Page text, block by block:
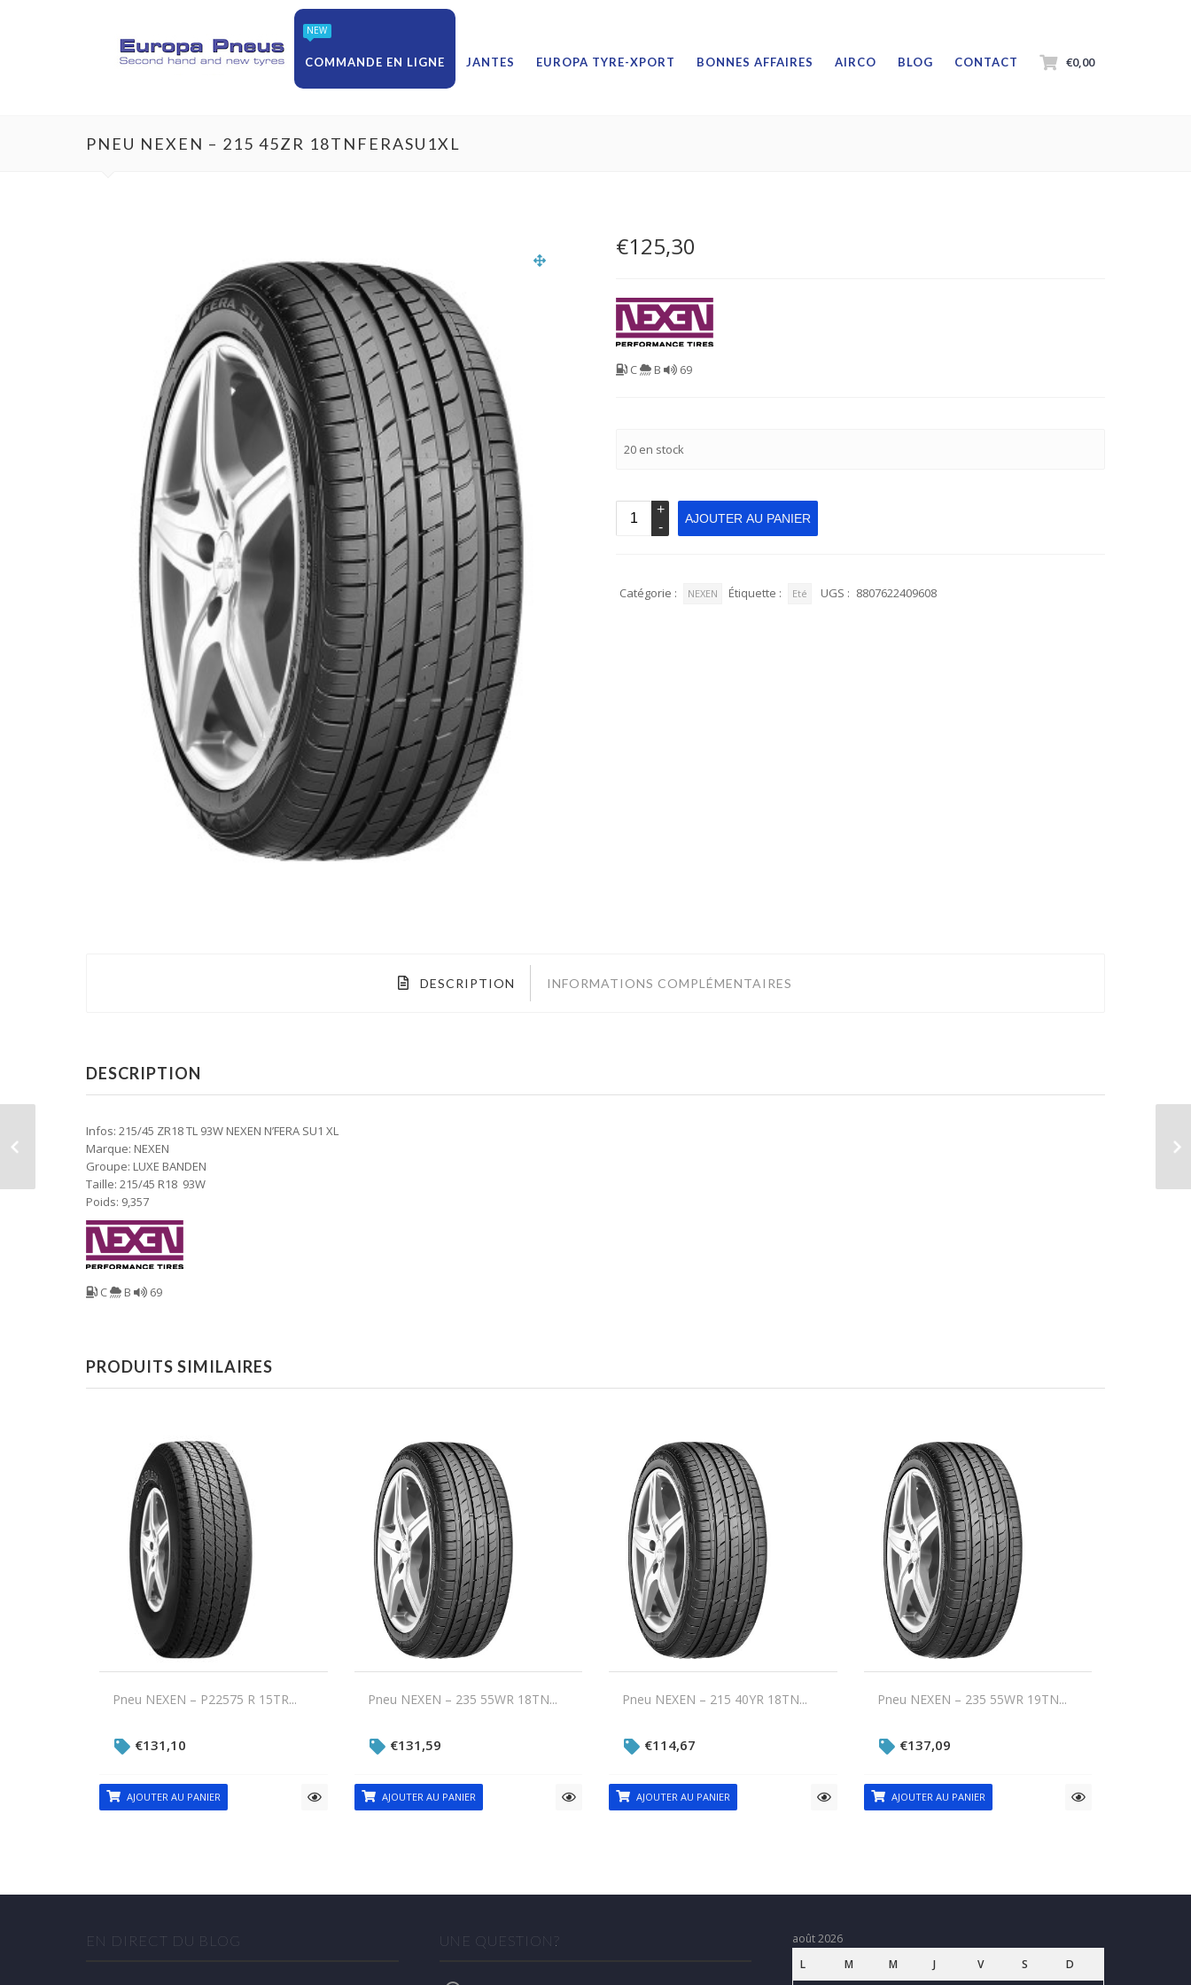
€0,00
NEW
COMMANDE EN LIGNE JANTES EUROPA TYRE-XPORT BONNES AFFAIRES AIRCO BLOG CONTACT
PNEU NEXEN – 215 45ZR 18TNFERASU1XL
€125,30
C B 69
20 en stock
AJOUTER AU PANIER
Catégorie : NEXEN Étiquette : Eté UGS : 8807622409608
DESCRIPTION INFORMATIONS COMPLÉMENTAIRES
DESCRIPTION
Infos: 215/45 ZR18 TL 93W NEXEN N’FERA SU1 XL
Marque: NEXEN
Groupe: LUXE BANDEN
Taille: 215/45 R18 93W
Poids: 9,357
C B 69
PRODUITS SIMILAIRES
Pneu NEXEN – P22575 R 15TR...
€131,10
AJOUTER AU PANIER
Pneu NEXEN – 235 55WR 18TN...
€131,59
AJOUTER AU PANIER
Pneu NEXEN – 215 40YR 18TN...
€114,67
AJOUTER AU PANIER
Pneu NEXEN – 235 55WR 19TN...
€137,09
AJOUTER AU PANIER
EN DIRECT DU BLOG UNE QUESTION?
août 2026
L
M M J V S D